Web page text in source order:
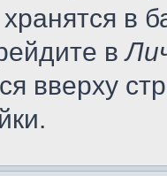
в
в
вверху